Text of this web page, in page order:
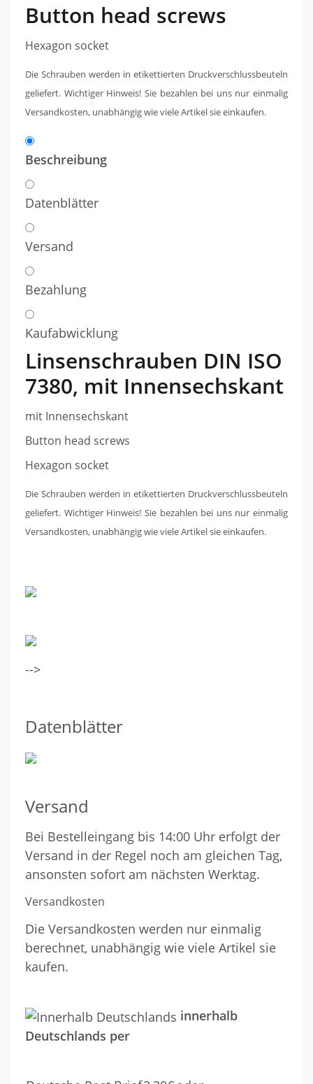
Button head screws
Hexagon socket
Die Schrauben werden in etikettierten Druckverschlussbeuteln
geliefert. Wichtiger Hinweis! Sie bezahlen bei uns nur einmalig
Versandkosten, unabhängig wie viele Artikel sie einkaufen.
Beschreibung
Datenblätter
Versand
Bezahlung
Kaufabwicklung
Linsenschrauben DIN ISO
7380, mit Innensechskant
mit Innensechskant
Button head screws
Hexagon socket
Die Schrauben werden in etikettierten Druckverschlussbeuteln
geliefert. Wichtiger Hinweis! Sie bezahlen bei uns nur einmalig
Versandkosten, unabhängig wie viele Artikel sie einkaufen.
-->
Datenblätter
Versand
Bei Bestelleingang bis 14:00 Uhr erfolgt der
Versand in der Regel noch am gleichen Tag,
ansonsten sofort am nächsten Werktag.
Versandkosten
Die Versandkosten werden nur einmalig
berechnet, unabhängig wie viele Artikel sie
kaufen.
innerhalb
Deutschlands per